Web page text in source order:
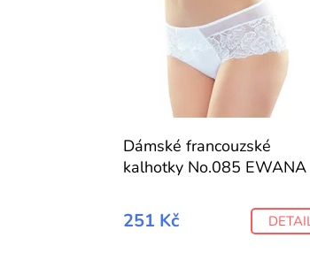
Dámské francouzské
kalhotky No.085 EWANA
251 Kč